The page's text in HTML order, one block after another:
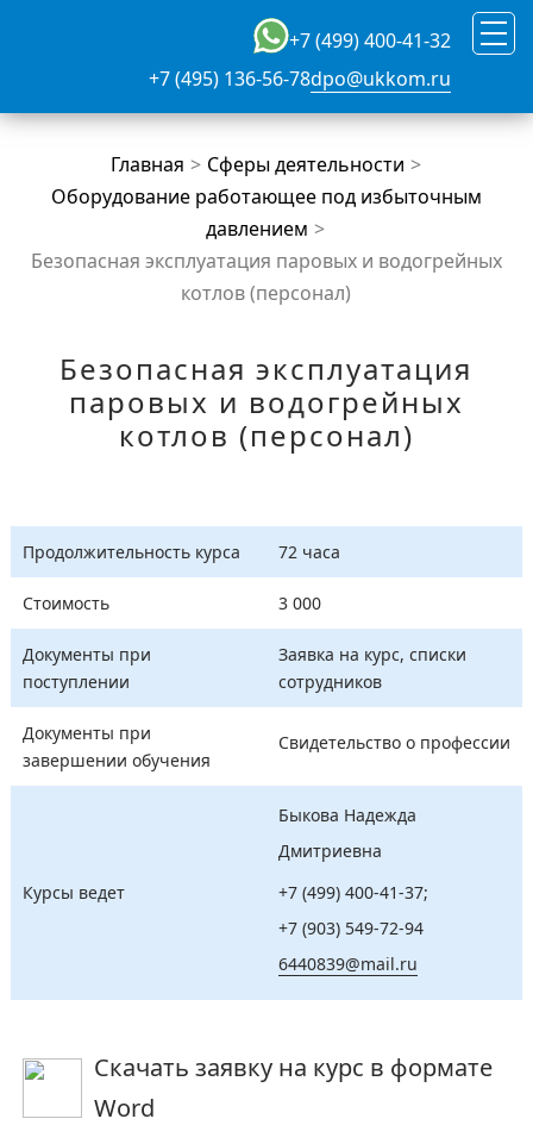
+7 (499) 400-41-32
+7 (495) 136-56-78dpo@ukkom.ru
Главная
Сферы деятельности
Оборудование работающее под избыточным
давлением
Безопасная эксплуатация паровых и водогрейных
котлов (персонал)
Безопасная эксплуатация
паровых и водогрейных
котлов (персонал)
Продолжительность курса 72 часа
Стоимость 3 000
Документы при
поступлении
Заявка на курс, списки
сотрудников
Документы при
завершении обучения
Свидетельство о профессии
Курсы ведет
Быкова Надежда
Дмитриевна
+7 (499) 400-41-37;
+7 (903) 549-72-94
6440839@mail.ru
Скачать заявку на курс в формате
Word